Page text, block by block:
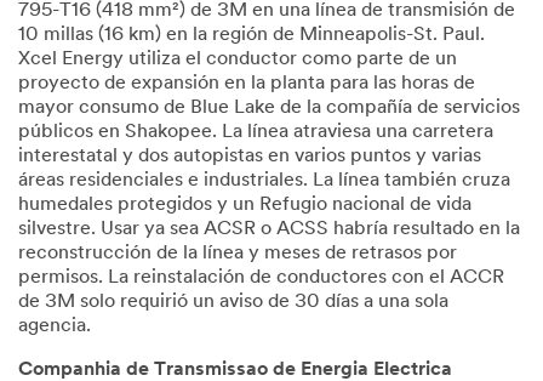
795-T16 (418 mm²) de 3M en una línea de transmisión de
10 millas (16 km) en la región de Minneapolis-St. Paul.
Xcel Energy utiliza el conductor como parte de un
proyecto de expansión en la planta para las horas de
mayor consumo de Blue Lake de la compañía de servicios
públicos en Shakopee. La línea atraviesa una carretera
interestatal y dos autopistas en varios puntos y varias
áreas residenciales e industriales. La línea también cruza
humedales protegidos y un Refugio nacional de vida
silvestre. Usar ya sea ACSR o ACSS habría resultado en la
reconstrucción de la línea y meses de retrasos por
permisos. La reinstalación de conductores con el ACCR
de 3M solo requirió un aviso de 30 días a una sola
agencia.
Companhia de Transmissao de Energia Electrica